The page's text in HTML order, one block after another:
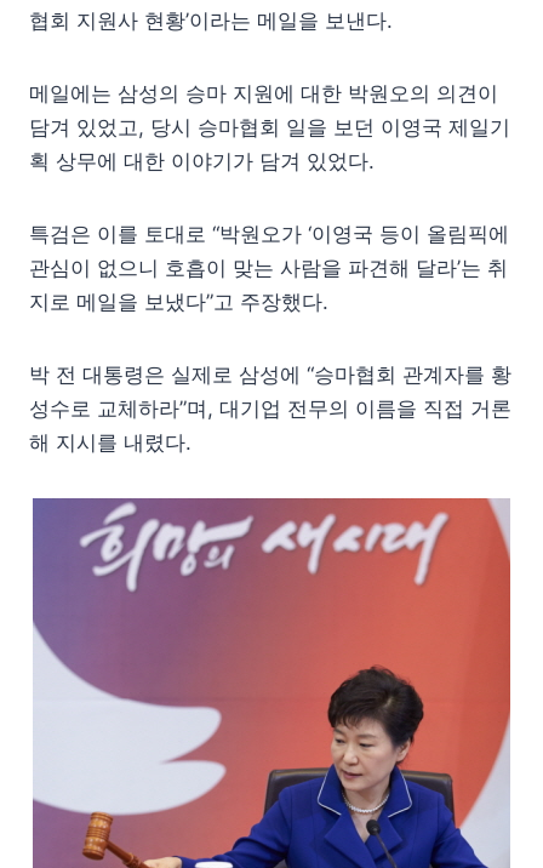
협회 지원사 현황’이라는 메일을 보낸다.
메일에는 삼성의 승마 지원에 대한 박원오의 의견이
담겨 있었고, 당시 승마협회 일을 보던 이영국 제일기
획 상무에 대한 이야기가 담겨 있었다.
특검은 이를 토대로 “박원오가 ‘이영국 등이 올림픽에
관심이 없으니 호흡이 맞는 사람을 파견해 달라’는 취
지로 메일을 보냈다”고 주장했다.
박 전 대통령은 실제로 삼성에 “승마협회 관계자를 황
성수로 교체하라”며, 대기업 전무의 이름을 직접 거론
해 지시를 내렸다.